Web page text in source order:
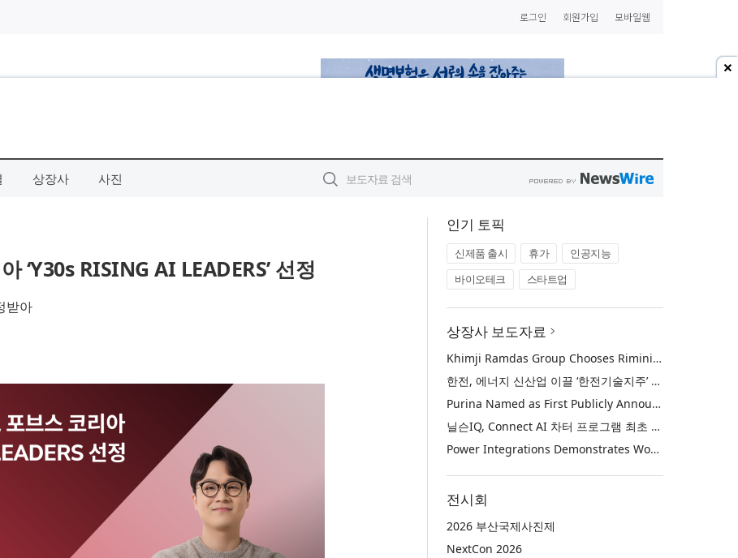
상장사 사진
‘Y30s RISING AI LEADERS’ 선정
받아
인기 토픽
신제품 출시 휴가
인공지능
바이오테크
스타트업
상장사 보도자료
Khimji Ramdas Group Chooses Rimini Street to Reduce SAP Support Costs, Protect 700+ Customizations and Reinvest Savings in Innovation
한전, 에너지 신산업 이끌 ‘한전기술지주’ 공식 출범
Purina Named as First Publicly Announced NIQ ConnectAI Charter Client
닐슨IQ, Connect AI 차터 프로그램 최초 고객사 ‘퓨리나’ 선정
Power Integrations Demonstrates World’s First 2200 V GaN Technology for Next-Era High-Voltage Power Systems
전시회
2026 부산국제사진제
NextCon 2026